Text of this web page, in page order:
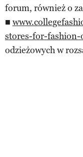
forum, również o
■
stores-for-fashion-
odzieżowych w